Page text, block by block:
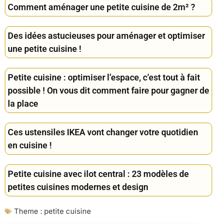
Comment aménager une petite cuisine de 2m² ?
Des idées astucieuses pour aménager et optimiser
une petite cuisine !
Petite cuisine : optimiser l’espace, c’est tout à fait
possible ! On vous dit comment faire pour gagner de
la place
Ces ustensiles IKEA vont changer votre quotidien
en cuisine !
Petite cuisine avec ilot central : 23 modèles de
petites cuisines modernes et design
Theme : petite cuisine